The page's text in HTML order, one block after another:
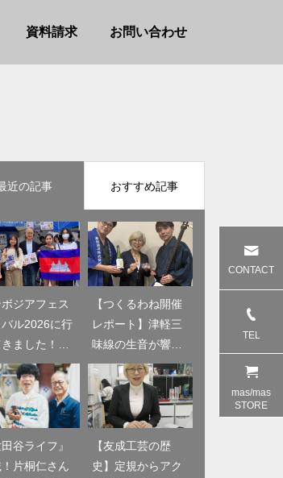
資料請求 お問い合わせ
近の記事 おすすめ記事
ボジアフェス
バル2026に行
ました！高
ランティア
クリル枡 m
（マスマ
が繋ぐご縁
【つくるわね開催
レポート】津軽三
味線の生音が響
く！雅勝さん「津
軽の鼓動」ライブ
＆懇親会を開催し
ました（2026年4
月）
田谷ライフ』
片桐仁さん
【友成工芸の歴
史】定規からアク
年8月 開
宿夏祭り20
CONTACT
TEL
mas/mas
STORE